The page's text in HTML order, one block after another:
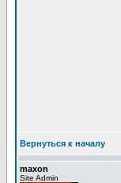
Вернуться к началу
maxon
Site Admin